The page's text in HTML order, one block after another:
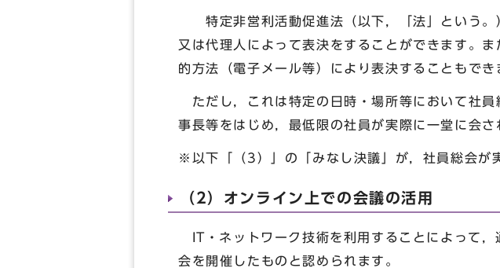
特定非営利活動促進法（以下，「法」という。
又は代理人によって表決をすることができます。
的方法（電子メール等）により表決することもでき
ただし，これは特定の日時・場所等において社
事長等をはじめ，最低限の社員が実際に一堂に会さ
※以下「（3）」の「みなし決議」が，社員総会が
（2）オンライン上での会議の活用
IT・ネットワーク技術を利用することによって，
会を開催したものと認められます。